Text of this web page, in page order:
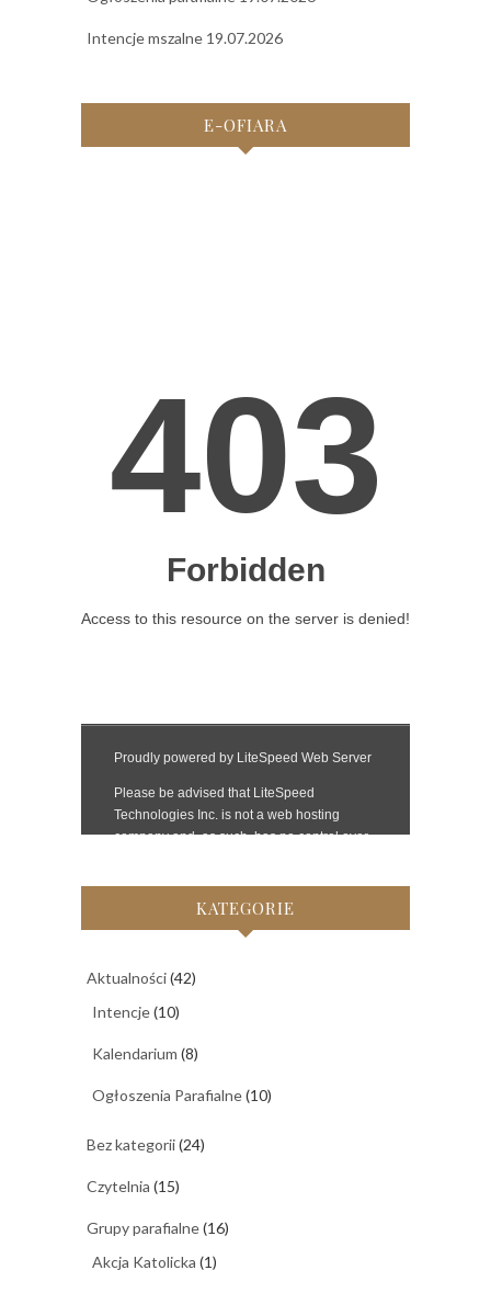
Intencje mszalne 19.07.2026
E-OFIARA
KATEGORIE
Aktualności(42)
Intencje(10)
Kalendarium (8)
Ogłoszenia Parafialne(10)
Bez kategorii(24)
Czytelnia (15)
Grupy parafialne(16)
Akcja Katolicka (1)